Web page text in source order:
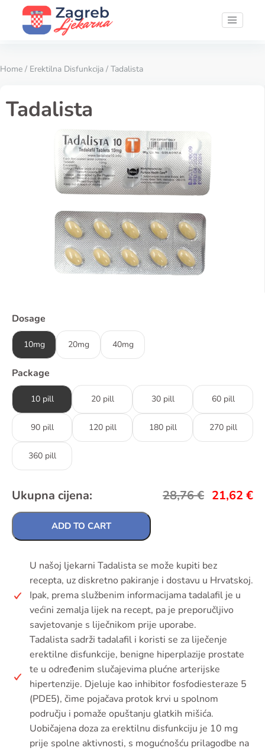
Home / Erektilna Disfunkcija / Tadalista
Tadalista
Dosage
10mg 20mg 40mg
Package
10 pill 20 pill 30 pill 60 pill
90 pill 120 pill 180 pill 270 pill
360 pill
Ukupna cijena: 28,76€ 21,62 €
ADD TO CART
U našoj ljekarni Tadalista se može kupiti bez
recepta, uz diskretno pakiranje i dostavu u Hrvatskoj.
Ipak, prema službenim informacijama tadalafil je u
većini zemalja lijek na recept, pa je preporučljivo
savjetovanje s liječnikom prije uporabe.
Tadalista sadrži tadalafil i koristi se za liječenje
erektilne disfunkcije, benigne hiperplazije prostate
te u određenim slučajevima plućne arterijske
hipertenzije. Djeluje kao inhibitor fosfodiesteraze 5
(PDE5), čime pojačava protok krvi u spolnom
području i pomaže opuštanju glatkih mišića.
Uobičajena doza za erektilnu disfunkciju je 10 mg
prije spolne aktivnosti, s mogućnošću prilagodbe na